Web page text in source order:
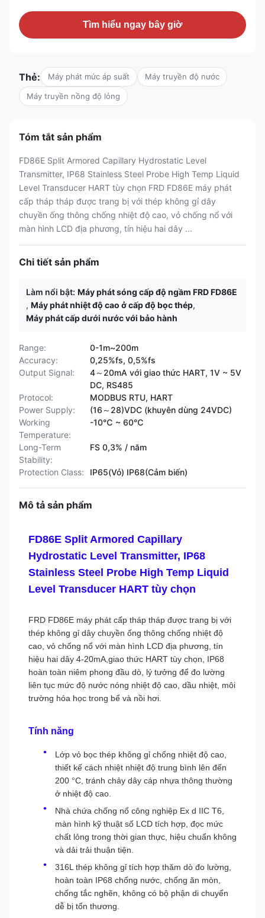
Tìm hiểu ngay bây giờ
Thẻ: Máy phát mức áp suất Máy truyền độ nước
Máy truyền nồng độ lỏng
Tóm tắt sản phẩm
FD86E Split Armored Capillary Hydrostatic Level
Transmitter, IP68 Stainless Steel Probe High Temp Liquid
Level Transducer HART tùy chọn FRD FD86E máy phát
cấp tháp tháp được trang bị với thép không gỉ dây
chuyền ống thông chống nhiệt độ cao, vỏ chống nổ với
màn hình LCD địa phương, tín hiệu hai dây ...
Chi tiết sản phẩm
Làm nổi bật: Máy phát sóng cấp độ ngầm FRD FD86E
, Máy phát nhiệt độ cao ở cấp độ bọc thép,
Máy phát cấp dưới nước với bảo hành
Range:
0-1m~200m
Accuracy:
0,25%fs, 0,5%fs
Output Signal:
4～20mA với giao thức HART, 1V ~ 5V
DC, RS485
Protocol:
MODBUS RTU, HART
Power Supply:
(16～28)VDC (khuyên dùng 24VDC)
Working
Temperature:
-10℃ ~ 60℃
Long-Term
Stability:
FS 0,3% / năm
Protection Class: IP65(Vỏ) IP68(Cảm biến)
Mô tả sản phẩm
FD86E Split Armored Capillary
Hydrostatic Level Transmitter, IP68
Stainless Steel Probe High Temp Liquid
Level Transducer HART tùy chọn
FRD FD86E máy phát cấp tháp tháp được trang bị với
thép không gỉ dây chuyền ống thông chống nhiệt độ
cao, vỏ chống nổ với màn hình LCD địa phương, tín
hiệu hai dây 4-20mA,giao thức HART tùy chọn, IP68
hoàn toàn niêm phong đầu dò, lý tưởng để đo lường
liên tục mức độ nước nóng nhiệt độ cao, dầu nhiệt, môi
trường hóa học trong bể và nồi hơi.
Tính năng
Lớp vỏ bọc thép không gỉ chống nhiệt độ cao,
thiết kế cách nhiệt nhiệt độ trung bình lên đến
200 °C, tránh chảy dây cáp nhựa thông thường
ở nhiệt độ cao.
Nhà chứa chống nổ công nghiệp Ex d IIC T6,
màn hình kỹ thuật số LCD tích hợp, đọc mức
chất lỏng trong thời gian thực, hiệu chuẩn không
và dải trải thuận tiện.
316L thép không gỉ tích hợp thăm dò đo lường,
hoàn toàn IP68 chống nước, chống ăn mòn,
chống tắc nghẽn, không có bộ phận di chuyển
dễ bị tổn thương.